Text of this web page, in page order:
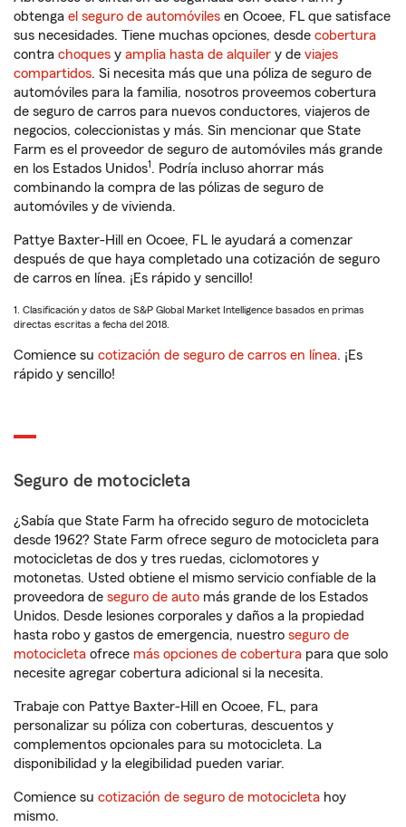
obtenga el seguro de automóviles en Ocoee, FL que satisface
sus necesidades. Tiene muchas opciones, desde cobertura
contra choques y amplia hasta de alquiler y de viajes
compartidos. Si necesita más que una póliza de seguro de
automóviles para la familia, nosotros proveemos cobertura
de seguro de carros para nuevos conductores, viajeros de
negocios, coleccionistas y más. Sin mencionar que State
Farm es el proveedor de seguro de automóviles más grande
en los Estados Unidos1. Podría incluso ahorrar más
combinando la compra de las pólizas de seguro de
automóviles y de vivienda.
Pattye Baxter-Hill en Ocoee, FL le ayudará a comenzar
después de que haya completado una cotización de seguro
de carros en línea. ¡Es rápido y sencillo!
1. Clasificación y datos de S&P Global Market Intelligence basados en primas
directas escritas a fecha del 2018.
Comience su cotización de seguro de carros en línea. ¡Es
rápido y sencillo!
Seguro de motocicleta
¿Sabía que State Farm ha ofrecido seguro de motocicleta
desde 1962? State Farm ofrece seguro de motocicleta para
motocicletas de dos y tres ruedas, ciclomotores y
motonetas. Usted obtiene el mismo servicio confiable de la
proveedora de seguro de auto más grande de los Estados
Unidos. Desde lesiones corporales y daños a la propiedad
hasta robo y gastos de emergencia, nuestro seguro de
motocicleta ofrece más opciones de cobertura para que solo
necesite agregar cobertura adicional si la necesita.
Trabaje con Pattye Baxter-Hill en Ocoee, FL, para
personalizar su póliza con coberturas, descuentos y
complementos opcionales para su motocicleta. La
disponibilidad y la elegibilidad pueden variar.
Comience su cotización de seguro de motocicleta hoy
mismo.